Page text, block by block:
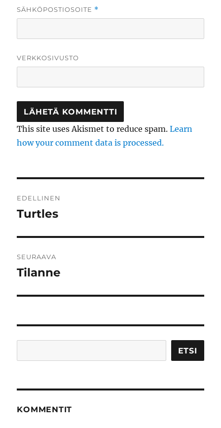
SÄHKÖPOSTIOSOITE *
VERKKOSIVUSTO
This site uses Akismet to reduce spam.Learn
how your comment data is processed.
selaus
EDELLINEN
Edellinen
Turtles
SEURAAVA
Seuraava
Tilanne
ETSI
KOMMENTIT